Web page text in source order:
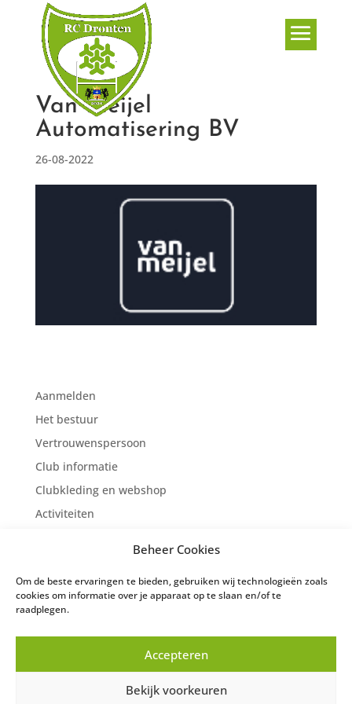
Beheer Cookies
Om de beste ervaringen te bieden, gebruiken wij technologieën zoals
cookies om informatie over je apparaat op te slaan en/of te
raadplegen.
Accepteren
Bekijk voorkeuren
Van Meijel
Automatisering BV
26-08-2022
Aanmelden
Het bestuur
Vertrouwenspersoon
Club informatie
Clubkleding en webshop
Activiteiten
Jeugd afdeling
Nieuws